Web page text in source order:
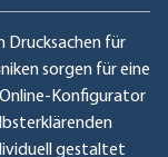
Drucksachen für
sorgen für eine
Konfigurator
gestaltet